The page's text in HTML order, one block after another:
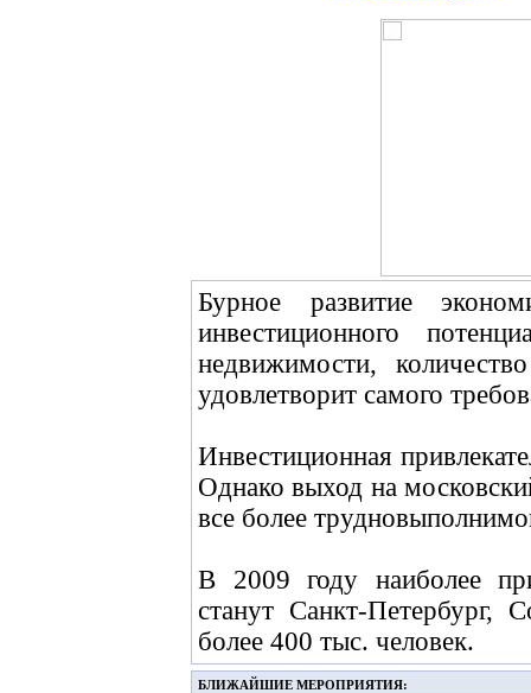
Бурное развитие
инвестиционного
недвижимости,
удовлетворит самого
Инвестиционная
Однако выход на
все более
В 2009 году наиболее
станут Санкт-Петербург,
более 400 тыс. человек.
БЛИЖАЙШИЕ МЕРОПРИЯТИЯ: